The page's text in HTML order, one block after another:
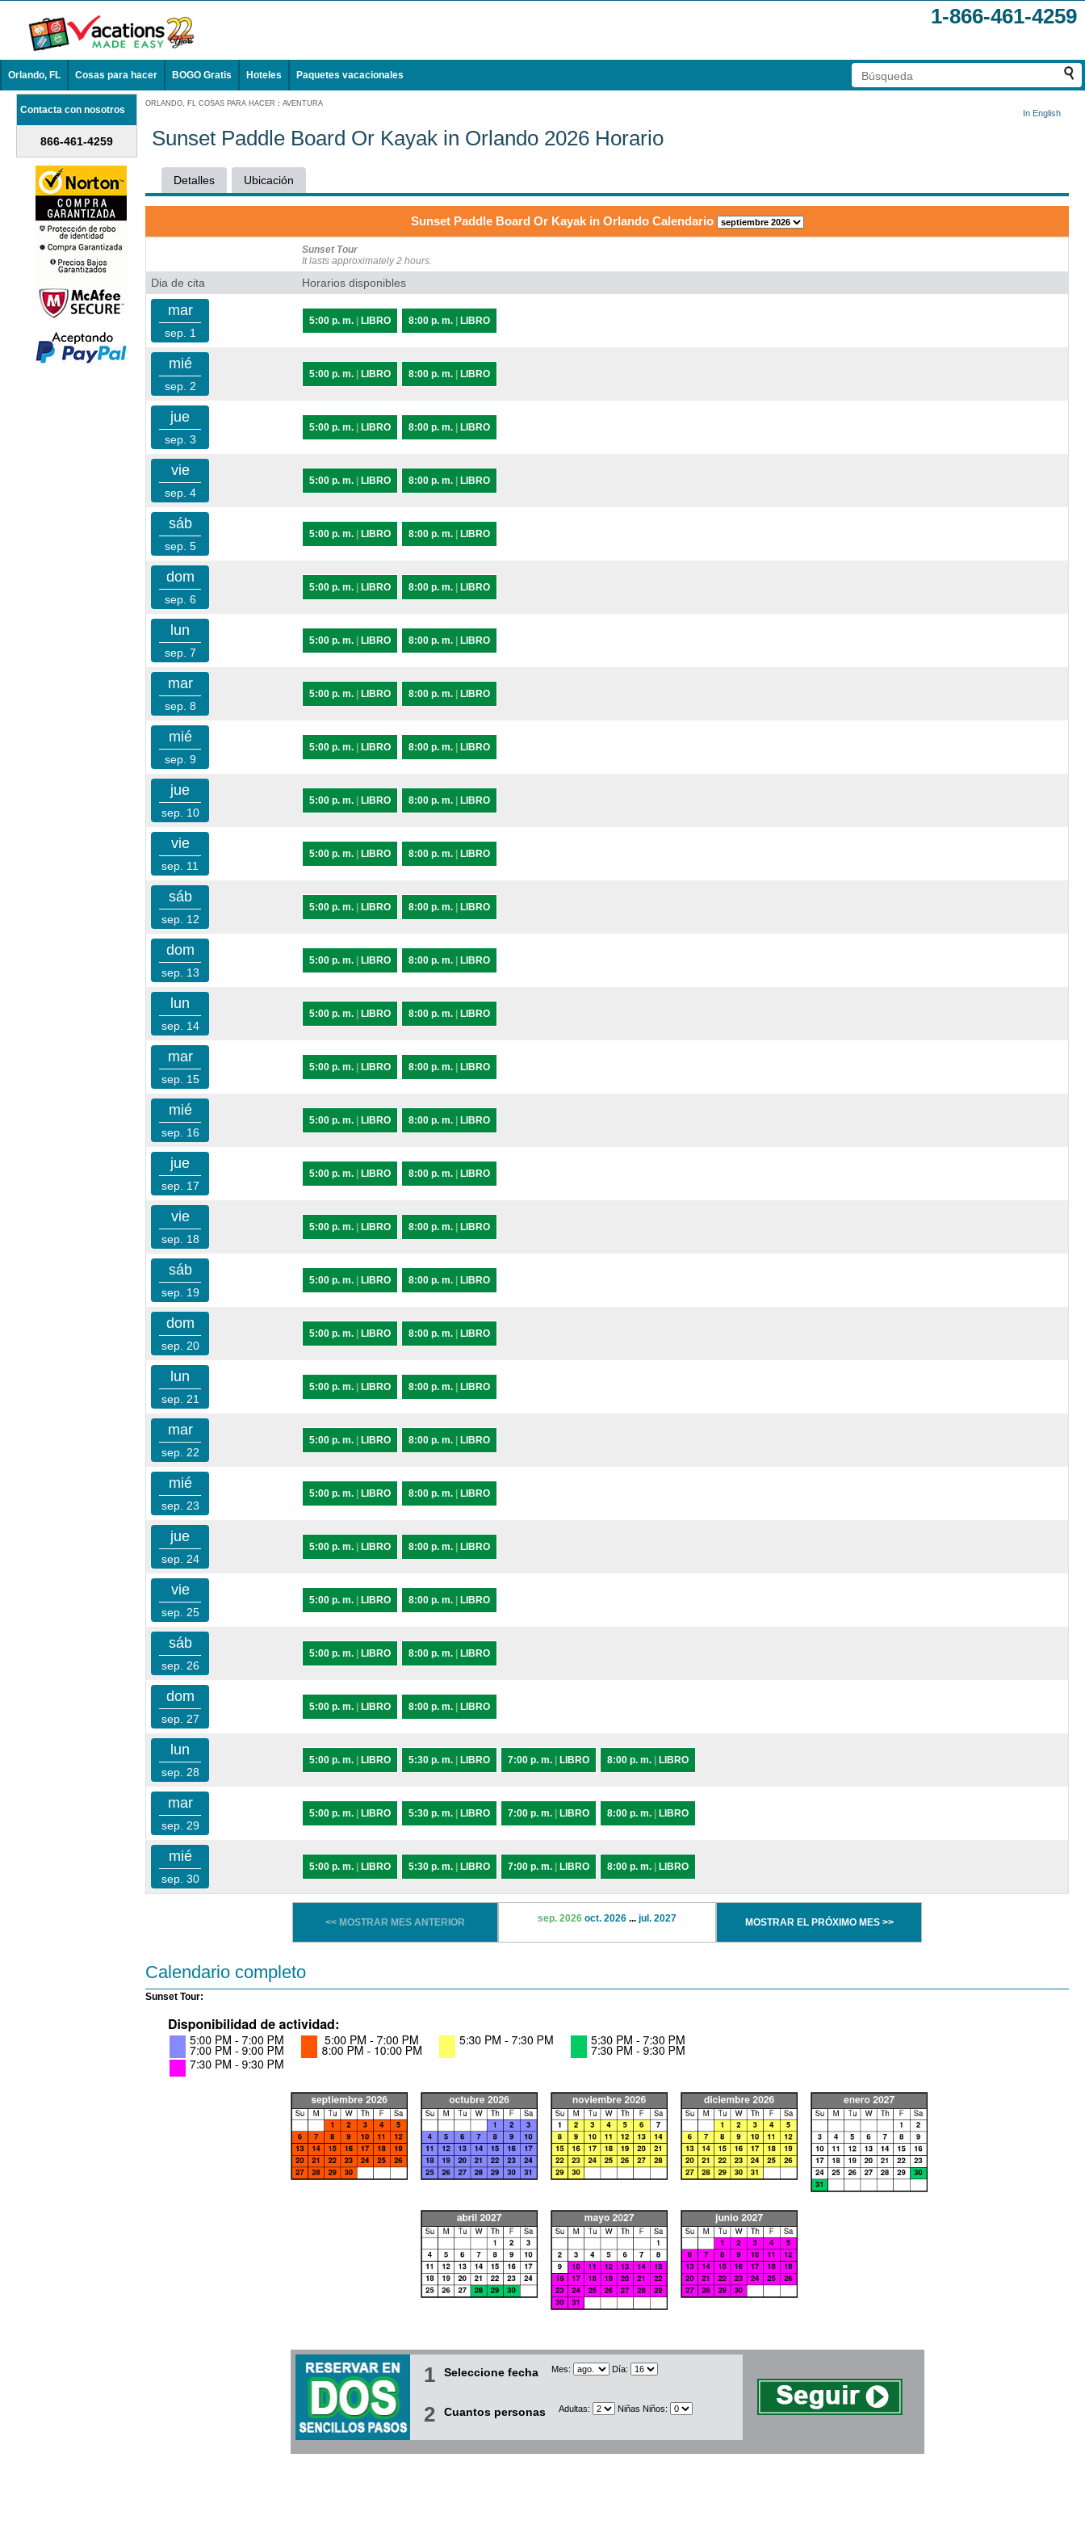
1-866-461-4259
Orlando, FL Cosas para hacer BOGO Gratis Hoteles Paquetes vacacionales
Contacta con nosotros
866-461-4259
ORLANDO, FL COSAS PARA HACER : AVENTURA
In English
Sunset Paddle Board Or Kayak in Orlando 2026 Horario
Detalles Ubicación
Sunset Paddle Board Or Kayak in Orlando Calendario
Sunset Tour
It lasts approximately 2 hours.
Dia de cita Horarios disponibles
mar
sep. 1
5:00 p. m. LIBRO 8:00 p. m. LIBRO
mié
sep. 2
5:00 p. m. LIBRO 8:00 p. m. LIBRO
jue
sep. 3
5:00 p. m. LIBRO 8:00 p. m. LIBRO
vie
sep. 4
5:00 p. m. LIBRO 8:00 p. m. LIBRO
sáb
sep. 5
5:00 p. m. LIBRO 8:00 p. m. LIBRO
dom
sep. 6
5:00 p. m. LIBRO 8:00 p. m. LIBRO
lun
sep. 7
5:00 p. m. LIBRO 8:00 p. m. LIBRO
mar
sep. 8
5:00 p. m. LIBRO 8:00 p. m. LIBRO
mié
sep. 9
5:00 p. m. LIBRO 8:00 p. m. LIBRO
jue
sep. 10
5:00 p. m. LIBRO 8:00 p. m. LIBRO
vie
sep. 11
5:00 p. m. LIBRO 8:00 p. m. LIBRO
sáb
sep. 12
5:00 p. m. LIBRO 8:00 p. m. LIBRO
dom
sep. 13
5:00 p. m. LIBRO 8:00 p. m. LIBRO
lun
sep. 14
5:00 p. m. LIBRO 8:00 p. m. LIBRO
mar
sep. 15
5:00 p. m. LIBRO 8:00 p. m. LIBRO
mié
sep. 16
5:00 p. m. LIBRO 8:00 p. m. LIBRO
jue
sep. 17
5:00 p. m. LIBRO 8:00 p. m. LIBRO
vie
sep. 18
5:00 p. m. LIBRO 8:00 p. m. LIBRO
sáb
sep. 19
5:00 p. m. LIBRO 8:00 p. m. LIBRO
dom
sep. 20
5:00 p. m. LIBRO 8:00 p. m. LIBRO
lun
sep. 21
5:00 p. m. LIBRO 8:00 p. m. LIBRO
mar
sep. 22
5:00 p. m. LIBRO 8:00 p. m. LIBRO
mié
sep. 23
5:00 p. m. LIBRO 8:00 p. m. LIBRO
jue
sep. 24
5:00 p. m. LIBRO 8:00 p. m. LIBRO
vie
sep. 25
5:00 p. m. LIBRO 8:00 p. m. LIBRO
sáb
sep. 26
5:00 p. m. LIBRO 8:00 p. m. LIBRO
dom
sep. 27
5:00 p. m. LIBRO 8:00 p. m. LIBRO
lun
sep. 28
5:00 p. m. LIBRO 5:30 p. m. LIBRO 7:00 p. m. LIBRO 8:00 p. m. LIBRO
mar
sep. 29
5:00 p. m. LIBRO 5:30 p. m. LIBRO 7:00 p. m. LIBRO 8:00 p. m. LIBRO
mié
sep. 30
5:00 p. m. LIBRO 5:30 p. m. LIBRO 7:00 p. m. LIBRO 8:00 p. m. LIBRO
<< MOSTRAR MES ANTERIOR sep. 2026 oct. 2026 ... jul. 2027 MOSTRAR EL PRÓXIMO MES >>
Calendario completo
Sunset Tour:
1 Seleccione fecha Mes: Día:
2 Cuantos personas Adultas: Niñas Niños: